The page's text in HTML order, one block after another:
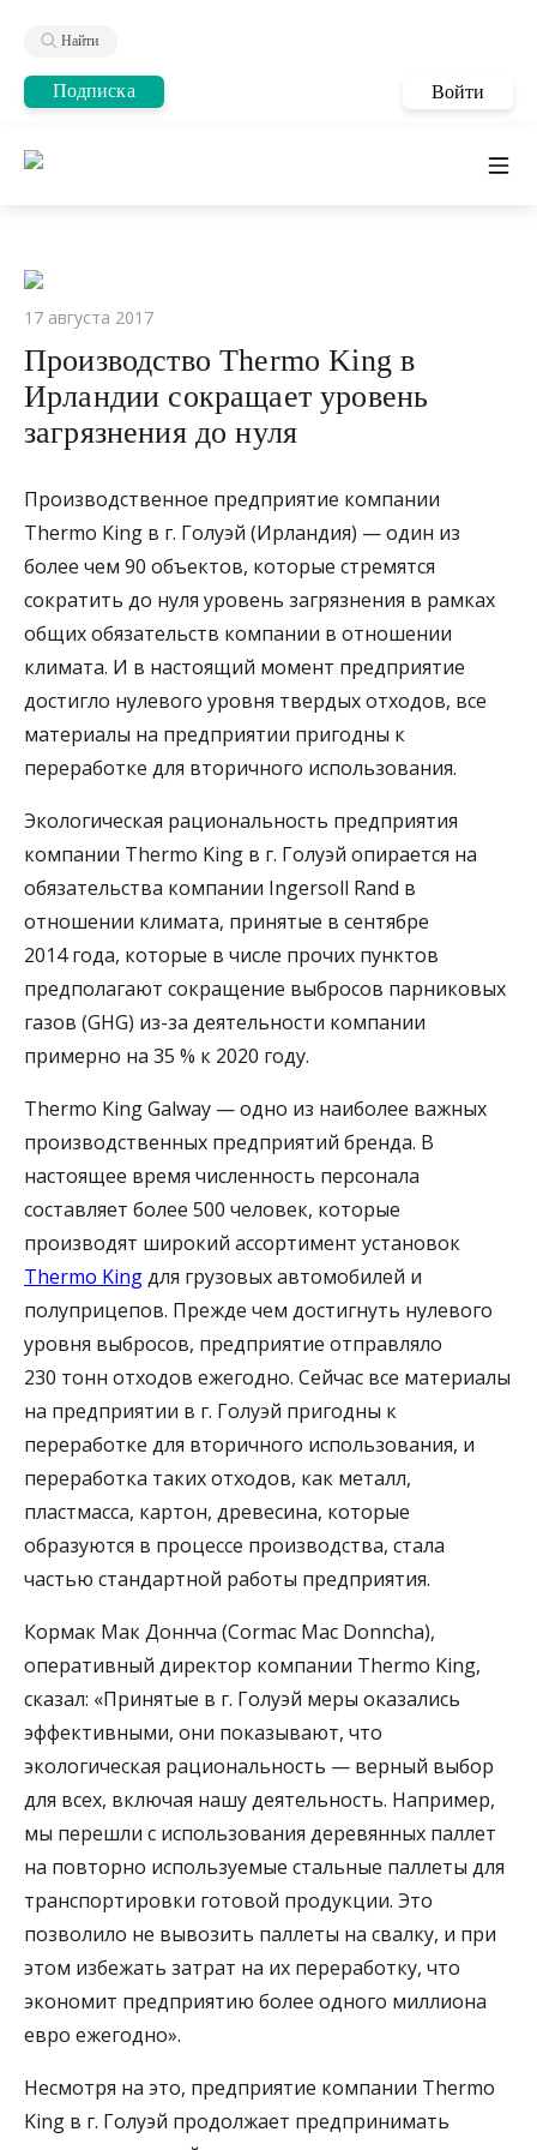
Найти
Подписка Войти
17 августа 2017
Производство Thermo King в
Ирландии сокращает уровень
загрязнения до нуля
Производственное предприятие компании
Thermo King в г. Голуэй (Ирландия) — один из
более чем 90 объектов, которые стремятся
сократить до нуля уровень загрязнения в рамках
общих обязательств компании в отношении
климата. И в настоящий момент предприятие
достигло нулевого уровня твердых отходов, все
материалы на предприятии пригодны к
переработке для вторичного использования.
Экологическая рациональность предприятия
компании Thermo King в г. Голуэй опирается на
обязательства компании Ingersoll Rand в
отношении климата, принятые в сентябре
2014 года, которые в числе прочих пунктов
предполагают сокращение выбросов парниковых
газов (GHG) из-за деятельности компании
примерно на 35 % к 2020 году.
Thermo King Galway — одно из наиболее важных
производственных предприятий бренда. В
настоящее время численность персонала
составляет более 500 человек, которые
производят широкий ассортимент установок
Thermo Kingдля грузовых автомобилей и
полуприцепов. Прежде чем достигнуть нулевого
уровня выбросов, предприятие отправляло
230 тонн отходов ежегодно. Сейчас все материалы
на предприятии в г. Голуэй пригодны к
переработке для вторичного использования, и
переработка таких отходов, как металл,
пластмасса, картон, древесина, которые
образуются в процессе производства, стала
частью стандартной работы предприятия.
Кормак Мак Доннча (Cormac Mac Donncha),
оперативный директор компании Thermo King,
сказал: «Принятые в г. Голуэй меры оказались
эффективными, они показывают, что
экологическая рациональность — верный выбор
для всех, включая нашу деятельность. Например,
мы перешли с использования деревянных паллет
на повторно используемые стальные паллеты для
транспортировки готовой продукции. Это
позволило не вывозить паллеты на свалку, и при
этом избежать затрат на их переработку, что
экономит предприятию более одного миллиона
евро ежегодно».
Несмотря на это, предприятие компании Thermo
King в г. Голуэй продолжает предпринимать